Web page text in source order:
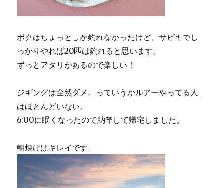
ボクはちょっとしか釣れなかったけど、サビキでし
っかりやれば20匹は釣れると思います。
ずっとアタリがあるので楽しい！
ジギングは全然ダメ。っていうかルアーやってる人
はほとんどいない。
6:00に眠くなったので納竿して帰宅しました。
朝焼けはキレイです。